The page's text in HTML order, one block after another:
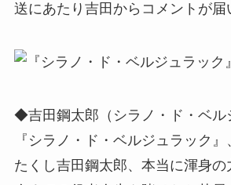
送にあたり吉田からコメントが届
◆吉田鋼太郎（シラノ・ド・ベル
『シラノ・ド・ベルジュラック
たくし吉田鋼太郎、本当に渾身の